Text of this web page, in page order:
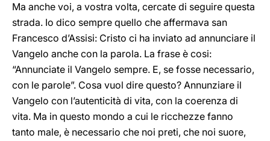
Ma anche voi, a vostra volta, cercate di seguire questa
strada. Io dico sempre quello che affermava san
Francesco d’Assisi: Cristo ci ha inviato ad annunciare il
Vangelo anche con la parola. La frase è cosi:
“Annunciate il Vangelo sempre. E, se fosse necessario,
con le parole”. Cosa vuol dire questo? Annunziare il
Vangelo con l’autenticità di vita, con la coerenza di
vita. Ma in questo mondo a cui le ricchezze fanno
tanto male, è necessario che noi preti, che noi suore,